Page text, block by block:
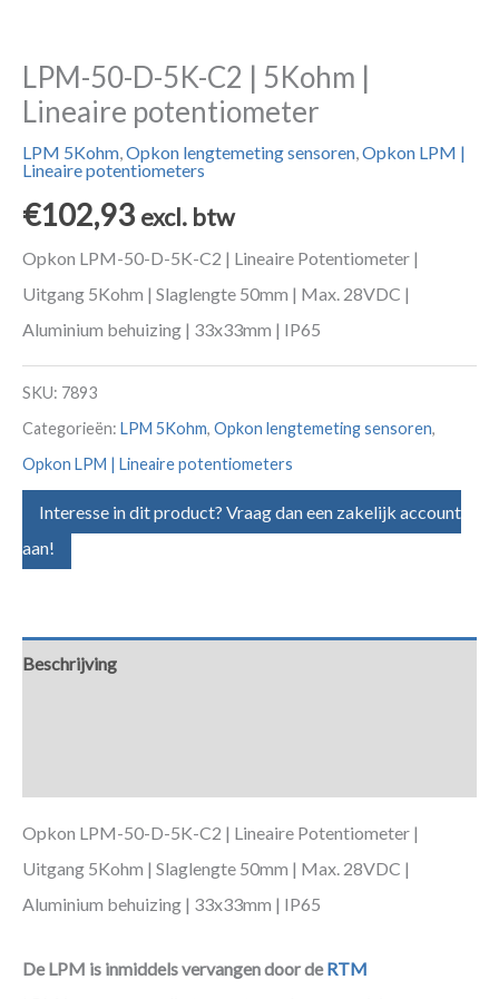
LPM-50-D-5K-C2 | 5Kohm |
Lineaire potentiometer
LPM 5Kohm,Opkon lengtemeting sensoren,Opkon LPM |
Lineaire potentiometers
€102,93 excl. btw
Opkon LPM-50-D-5K-C2 | Lineaire Potentiometer |
Uitgang 5Kohm | Slaglengte 50mm | Max. 28VDC |
Aluminium behuizing | 33x33mm | IP65
SKU: 7893
Categorieën: LPM 5Kohm, Opkon lengtemeting sensoren,
Opkon LPM | Lineaire potentiometers
Interesse in dit product? Vraag dan een zakelijk account
aan!
Beschrijving
Opkon LPM-50-D-5K-C2 | Lineaire Potentiometer |
Uitgang 5Kohm | Slaglengte 50mm | Max. 28VDC |
Aluminium behuizing | 33x33mm | IP65
De LPM is inmiddels vervangen door deRTM